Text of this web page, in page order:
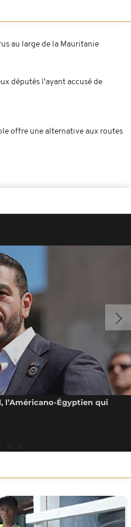
au large de la Mauritanie
députés l'ayant accusé de
offre une alternative aux routes
l’Américano-Égyptien qui